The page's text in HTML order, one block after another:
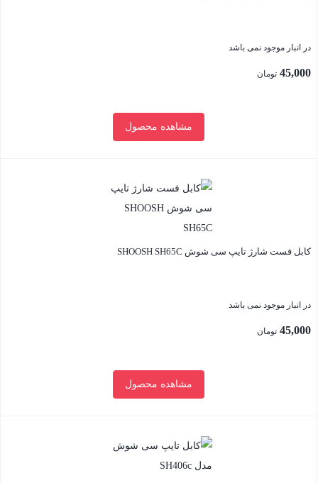
در انبار موجود نمی باشد
45,000 تومان
مشاهده محصول
کابل فست شارژ تایپ سی شوش SHOOSH SH65C
در انبار موجود نمی باشد
45,000 تومان
مشاهده محصول